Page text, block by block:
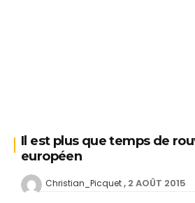
Il est plus que temps de
européen
Christian_Picquet 2 AOÛT 2015